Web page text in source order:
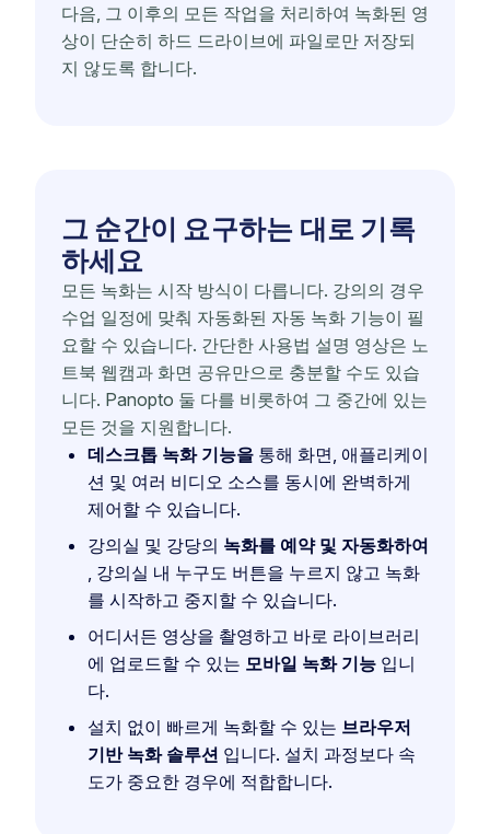
다음, 그 이후의 모든 작업을 처리하여 녹화된 영
상이 단순히 하드 드라이브에 파일로만 저장되
지 않도록 합니다.
그 순간이 요구하는 대로 기록
하세요
모든 녹화는 시작 방식이 다릅니다. 강의의 경우
수업 일정에 맞춰 자동화된 자동 녹화 기능이 필
요할 수 있습니다. 간단한 사용법 설명 영상은 노
트북 웹캠과 화면 공유만으로 충분할 수도 있습
니다. Panopto 둘 다를 비롯하여 그 중간에 있는
모든 것을 지원합니다.
데스크톱 녹화 기능을 통해 화면, 애플리케이
션 및 여러 비디오 소스를 동시에 완벽하게
제어할 수 있습니다.
강의실 및 강당의 녹화를 예약 및 자동화하여
, 강의실 내 누구도 버튼을 누르지 않고 녹화
를 시작하고 중지할 수 있습니다.
어디서든 영상을 촬영하고 바로 라이브러리
에 업로드할 수 있는 모바일 녹화 기능 입니
다.
설치 없이 빠르게 녹화할 수 있는 브라우저
기반 녹화 솔루션 입니다. 설치 과정보다 속
도가 중요한 경우에 적합합니다.